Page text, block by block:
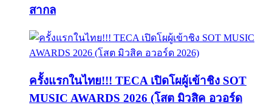
สากล
ครั้งแรกในไทย!!! TECA เปิดโผผู้เข้าชิง SOT
MUSIC AWARDS 2026 (โสต มิวสิค อวอร์ด